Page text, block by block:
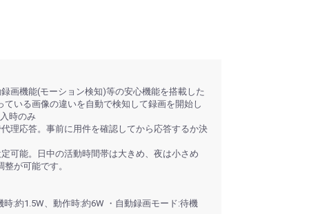
画機能(モーション検知)等の安心機能を搭載した
いる画像の違いを自動で検知して録画を開始し
時のみ
理応答。事前に用件を確認してから応答するか決
可能。日中の活動時間帯は大きめ、夜は小さめ
が可能です。
:約1.5W、動作時:約6W ・自動録画モード:待機